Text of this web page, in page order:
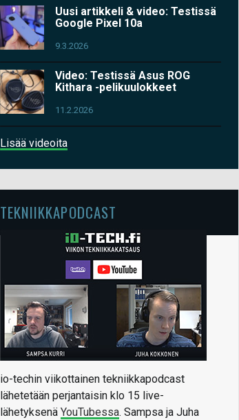
Uusi artikkeli & video: Testissä
Google Pixel 10a
9.3.2026
Video: Testissä Asus ROG
Kithara -pelikuulokkeet
11.2.2026
Lisää videoita
TEKNIIKKAPODCAST
io-techin viikottainen tekniikkapodcast
lähetetään perjantaisin klo 15 live-
lähetyksenä YouTubessa. Sampsa ja Juha